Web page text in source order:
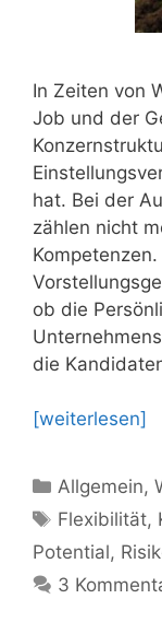
In Zeiten von
Job und der
hat. Bei der
zählen nicht
ob die
die
[weiterlesen]
Kategorien
Allgemein,
Flexibilität,
Potential,
3